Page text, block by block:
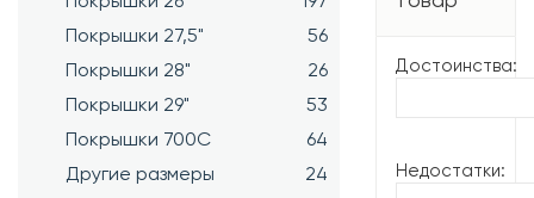
Покрышки 27,5"
56
Покрышки 28"
26
Покрышки 29"
53
Покрышки 700C
64
Другие размеры
24
Достоинства:
Недостатки: